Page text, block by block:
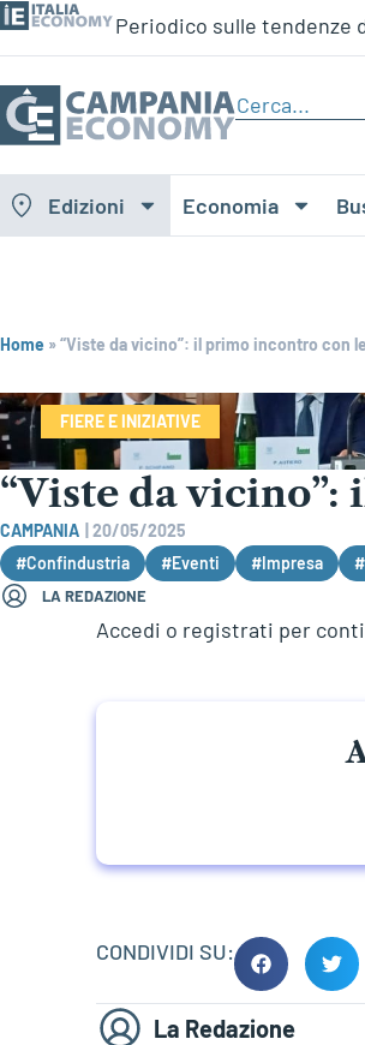
Periodico sulle tendenze
Edizioni Economia
Home »“Viste da vicino”: il primo incontro con
FIERE E INIZIATIVE
“Viste da
CAMPANIA
20/05/2025
#Confindustria
#Eventi #Impresa
LA REDAZIONE
Accedi o registrati per
CONDIVIDI SU:
La Redazione